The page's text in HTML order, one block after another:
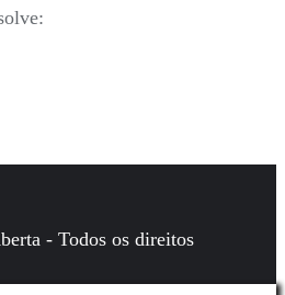
- Todos os direitos